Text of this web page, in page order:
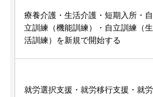
療養介護・生活介護・短期入所・自
立訓練（機能訓練）・自立訓練（生
活訓練）を新規で開始する
就労選択支援・就労移行支援・就労